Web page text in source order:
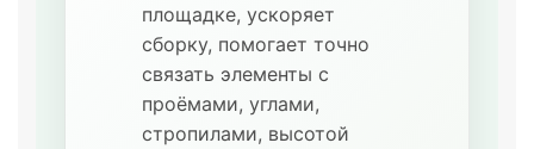
площадке, ускоряет
сборку, помогает точно
связать элементы с
проёмами, углами,
стропилами, высотой